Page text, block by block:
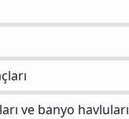
ve banyo havluları